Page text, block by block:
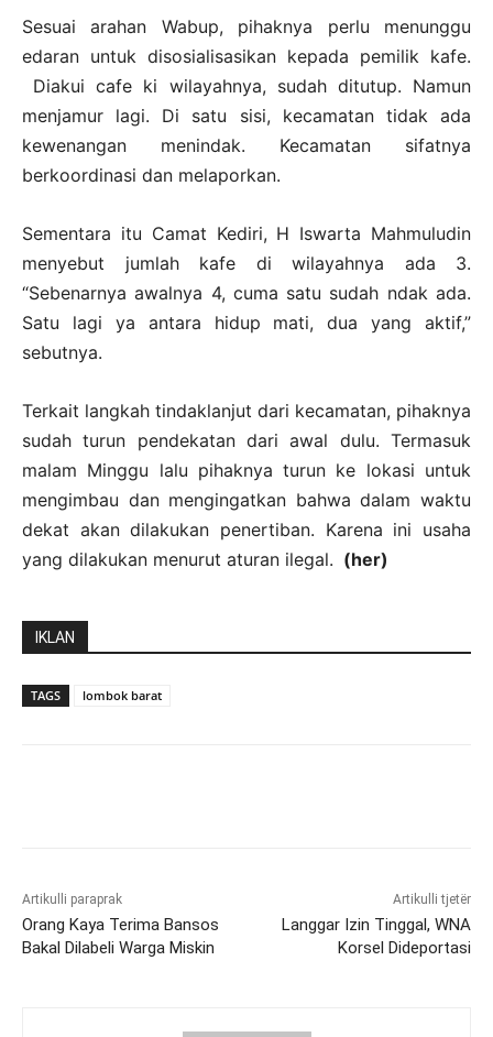
Sesuai arahan Wabup, pihaknya perlu menunggu
edaran untuk disosialisasikan kepada pemilik kafe.
Diakui cafe ki wilayahnya, sudah ditutup. Namun
menjamur lagi. Di satu sisi, kecamatan tidak ada
kewenangan menindak. Kecamatan sifatnya
berkoordinasi dan melaporkan.
Sementara itu Camat Kediri, H Iswarta Mahmuludin
menyebut jumlah kafe di wilayahnya ada 3.
“Sebenarnya awalnya 4, cuma satu sudah ndak ada.
Satu lagi ya antara hidup mati, dua yang aktif,”
sebutnya.
Terkait langkah tindaklanjut dari kecamatan, pihaknya
sudah turun pendekatan dari awal dulu. Termasuk
malam Minggu lalu pihaknya turun ke lokasi untuk
mengimbau dan mengingatkan bahwa dalam waktu
dekat akan dilakukan penertiban. Karena ini usaha
yang dilakukan menurut aturan ilegal. (her)
IKLAN
TAGS lombok barat
Artikulli paraprak
Orang Kaya Terima Bansos
Bakal Dilabeli Warga Miskin
Artikulli tjetër
Langgar Izin Tinggal, WNA
Korsel Dideportasi